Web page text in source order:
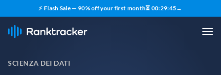
⚡ Flash Sale — 90% off your first month⏳ 00:29:44→
SCIENZA DEI DATI